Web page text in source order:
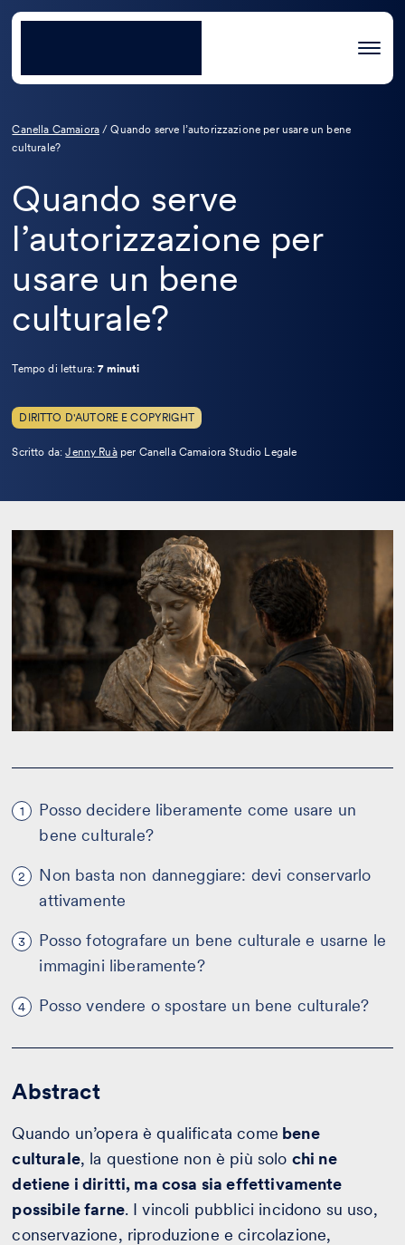
Canella Camaiora /Quando serve l’autorizzazione per usare un bene
culturale?
Quando serve
l’autorizzazione per
usare un bene
culturale?
Tempo di lettura:7 minuti
DIRITTO D'AUTORE E COPYRIGHT
Scritto da:Jenny RuàLeggi
per Canella Camaiora Studio Legale
1
Posso decidere liberamente come usare un
bene culturale?
2
Non basta non danneggiare: devi conservarlo
attivamente
3
Posso fotografare un bene culturale e usarne le
immagini liberamente?
4 Posso vendere o spostare un bene culturale?
Abstract
Quando un’opera è qualificata come bene
culturale, la questione non è più solo chi ne
detiene i diritti, ma cosa sia effettivamente
possibile farne. I vincoli pubblici incidono su uso,
conservazione, riproduzione e circolazione,